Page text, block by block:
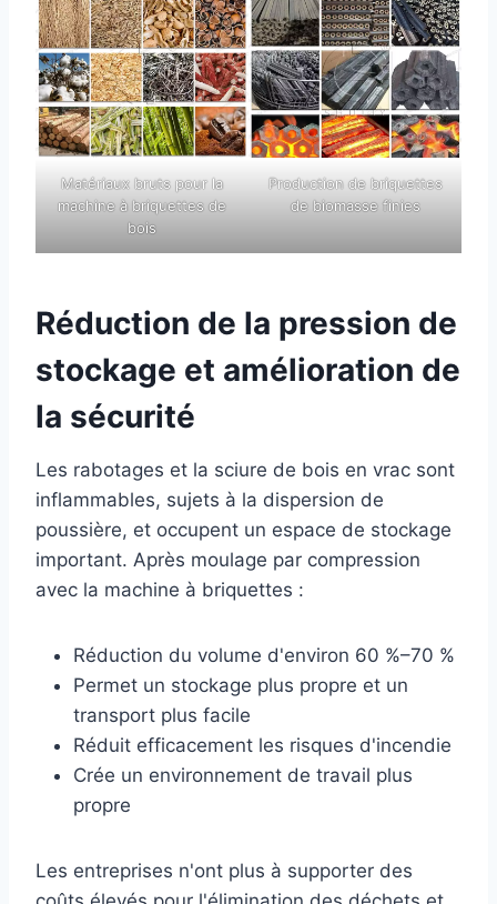
Matériaux bruts pour la
machine à briquettes de
bois
Production de briquettes
de biomasse finies
Réduction de la pression de
stockage et amélioration de
la sécurité
Les rabotages et la sciure de bois en vrac sont
inflammables, sujets à la dispersion de
poussière, et occupent un espace de stockage
important. Après moulage par compression
avec la machine à briquettes :
Réduction du volume d'environ 60 %–70 %
Permet un stockage plus propre et un
transport plus facile
Réduit efficacement les risques d'incendie
Crée un environnement de travail plus
propre
Les entreprises n'ont plus à supporter des